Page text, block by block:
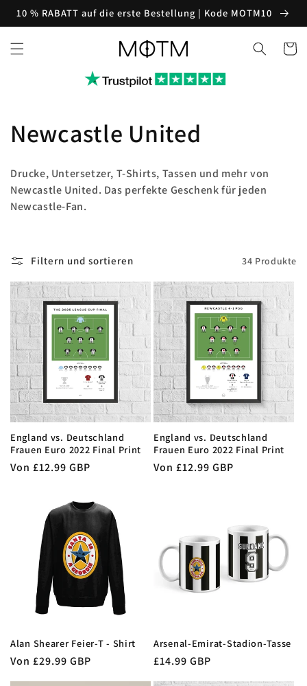
zum
Inhalt
10 % RABATT auf die erste Bestellung | Kode MOTM10
K
a
t
g
o
r
i
e
:
Newcastle United
Drucke, Untersetzer, T-Shirts, Tassen und mehr von
Newcastle United. Das perfekte Geschenk für jeden
Newcastle-Fan.
Filtern und sortieren 34 Produkte
England vs. Deutschland
Frauen Euro 2022 Final Print
Normaler
Von £12.99 GBP
England vs. Deutschland
Frauen Euro 2022 Final Print
Normaler
Von £12.99 GBP
Alan Shearer Feier-T - Shirt
Normaler
Preis
Von £29.99 GBP
Arsenal-Emirat-Stadion-Tasse
Normaler
Preis
£14.99 GBP